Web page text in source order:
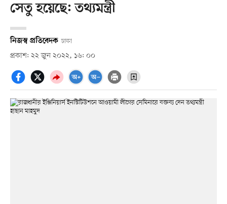
সেতু হয়েছে: তথ্যমন্ত্রী
নিজস্ব প্রতিবেদক ঢাকা
প্রকাশ: ২২ জুন ২০২২, ১৬: ০০